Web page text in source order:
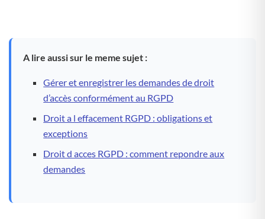
A lire aussi sur le meme sujet :
Gérer et enregistrer les demandes de droit
d’accès conformément au RGPD
Droit a l effacement RGPD : obligations et
exceptions
Droit d acces RGPD : comment repondre aux
demandes